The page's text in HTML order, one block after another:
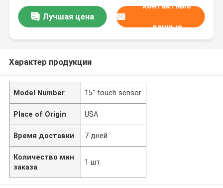
Лучшая цена
контактные
данные
Характер продукции
Model Number 15" touch sensor
Place of Origin USA
Время доставки 7 дней
Количество мин
заказа
1 шт.